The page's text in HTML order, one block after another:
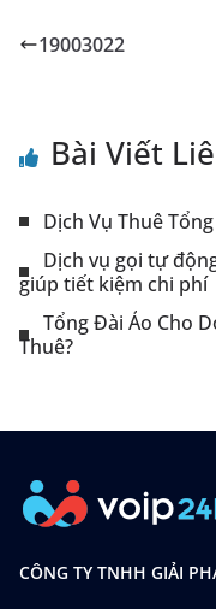
19003022
Bài Viết
Dịch Vụ Thuê
Dịch vụ gọi tự
giúp tiết kiệm chi phí
Tổng Đài Ảo Cho
Thuê?
CÔNG TY TNHH GIẢI